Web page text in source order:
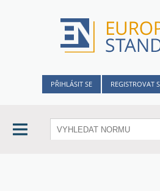
PŘIHLÁSIT SE REGISTROVAT